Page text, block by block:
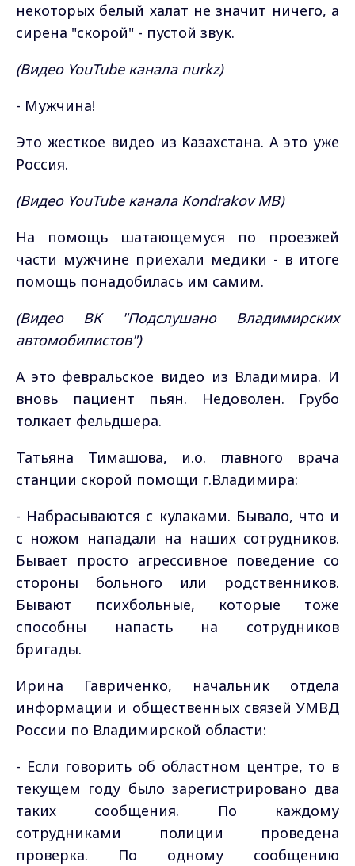
некоторых белый халат не значит ничего, а
сирена "скорой" - пустой звук.
(Видео YouTube канала nurkz)
- Мужчина!
Это жесткое видео из Казахстана. А это уже
Россия.
(Видео YouTube канала Kondrakov MB)
На помощь шатающемуся по проезжей
части мужчине приехали медики - в итоге
помощь понадобилась им самим.
(Видео ВК "Подслушано Владимирских
автомобилистов")
А это февральское видео из Владимира. И
вновь пациент пьян. Недоволен. Грубо
толкает фельдшера.
Татьяна Тимашова, и.о. главного врача
станции скорой помощи г.Владимира:
- Набрасываются с кулаками. Бывало, что и
с ножом нападали на наших сотрудников.
Бывает просто агрессивное поведение со
стороны больного или родственников.
Бывают психбольные, которые тоже
способны напасть на сотрудников
бригады.
Ирина Гавриченко, начальник отдела
информации и общественных связей УМВД
России по Владимирской области:
- Если говорить об областном центре, то в
текущем году было зарегистрировано два
таких сообщения. По каждому
сотрудниками полиции проведена
проверка. По одному сообщению